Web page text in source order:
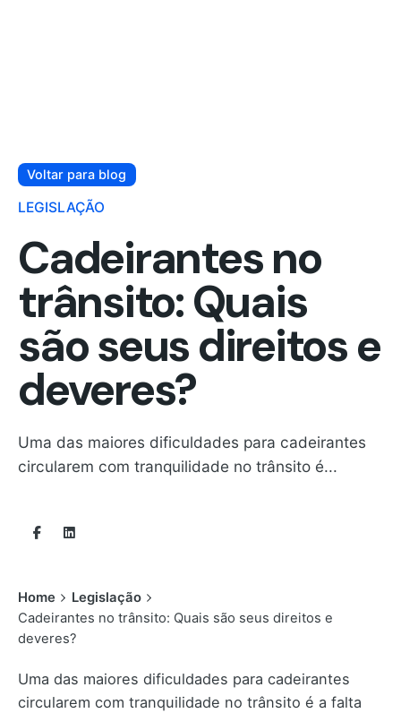
Voltar para blog
LEGISLAÇÃO
Cadeirantes no
trânsito: Quais
são seus direitos e
deveres?
Uma das maiores dificuldades para cadeirantes
circularem com tranquilidade no trânsito é...
Home
Legislação
Cadeirantes no trânsito: Quais são seus direitos e
deveres?
Uma das maiores dificuldades para cadeirantes
circularem com tranquilidade no trânsito é a falta